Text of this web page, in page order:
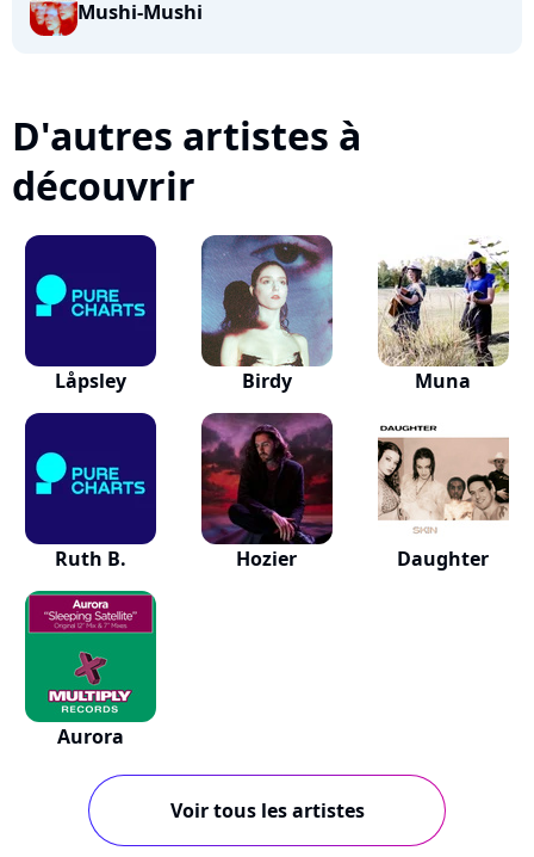
Mushi-Mushi
D'autres artistes à
découvrir
Låpsley Birdy Muna
Ruth B. Hozier Daughter
Aurora
Voir tous les artistes